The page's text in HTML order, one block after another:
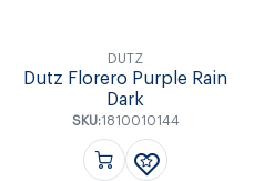
DUTZ
Dutz Florero Purple Rain
Dark
SKU:1810010144